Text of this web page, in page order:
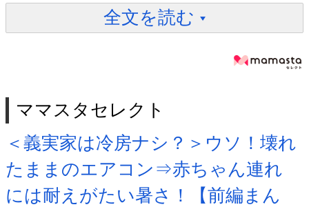
全文を読む
ママスタセレクト
＜義実家は冷房ナシ？＞ウソ！壊れ
たままのエアコン⇒赤ちゃん連れ
には耐えがたい暑さ！【前編まん